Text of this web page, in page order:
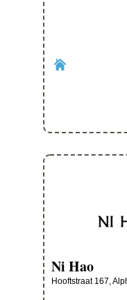
Ni Hao
Hooftstraat 167,